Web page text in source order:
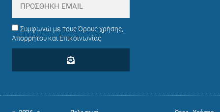
Συμφωνώ με τους Όρους χρήσης,
Απορρήτου και Επικοινωνίας